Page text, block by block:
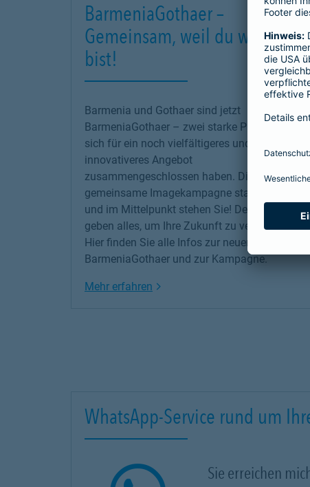
BarmeniaGothaer –
Gemeinsam, weil du wichtig
bist!
Barmenia und Gothaer sind jetzt
BarmeniaGothaer – zwei starke Partner, die
sich für ein noch vielfältigeres und
innovativeres Angebot
zusammengeschlossen haben. Die erste
gemeinsame Imagekampagne startet jetzt –
und im Mittelpunkt stehen Sie! Denn wir
geben alles, um Ihre Zukunft zu versichern!
Hier finden Sie alle Infos zur neuen
BarmeniaGothaer und zur Kampagne.
Mehr erfahren Link Opens in New Tab
WhatsApp-Service rund um
Sie erreichen